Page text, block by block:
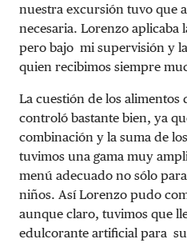
nuestra excursión tuvo que
necesaria. Lorenzo aplicaba
pero bajo mi supervisión y
quien recibimos siempre
La cuestión de los alimentos
controló bastante bien, ya
combinación y la suma de
tuvimos una gama muy
menú adecuado no sólo
niños. Así Lorenzo pudo
aunque claro, tuvimos que
edulcorante artificial para